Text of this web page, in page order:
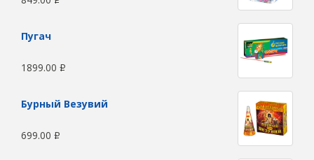
Пугач
1899.00 Р
Бурный Везувий
699.00 Р